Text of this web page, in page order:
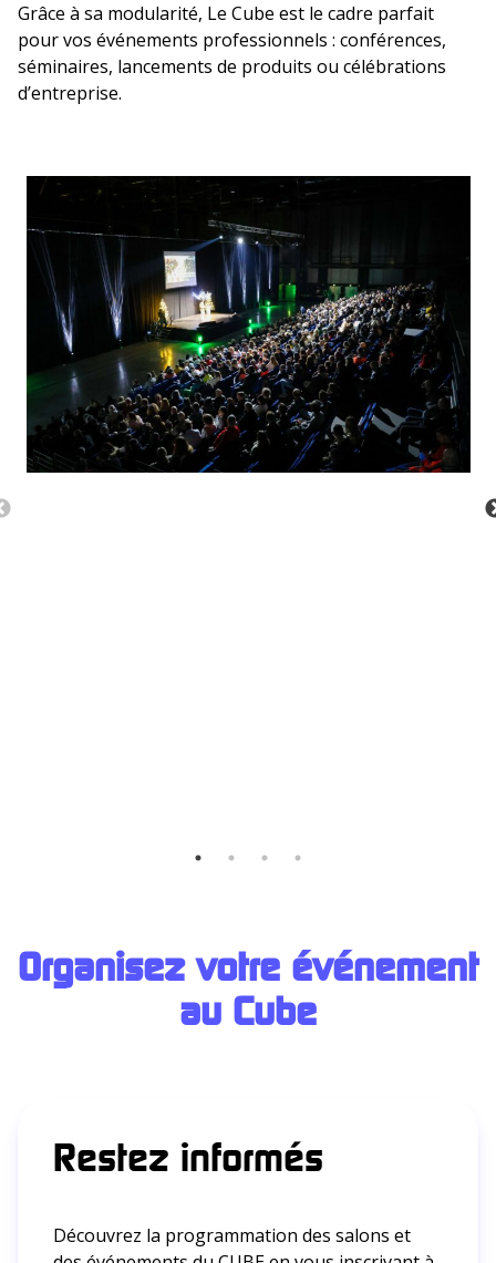
Grâce à sa modularité, Le Cube est le cadre parfait
pour vos événements professionnels : conférences,
séminaires, lancements de produits ou célébrations
d’entreprise.
Organisez votre événement
au Cube
Restez informés
Découvrez la programmation des salons et